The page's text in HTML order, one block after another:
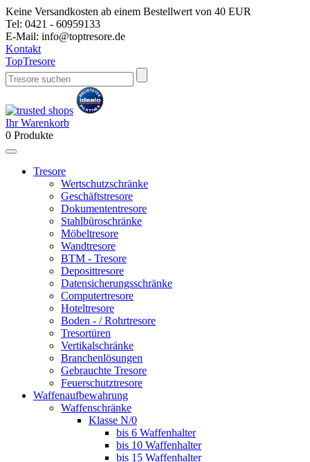
Keine Versandkosten ab einem Bestellwert von 40 EUR
Tel: 0421 - 60959133
E-Mail: info@toptresore.de
Kontakt
TopTresore
Ihr Warenkorb
0 Produkte
Tresore
Wertschutzschränke
Geschäftstresore
Dokumententresore
Stahlbüroschränke
Möbeltresore
Wandtresore
BTM - Tresore
Deposittresore
Datensicherungsschränke
Computertresore
Hoteltresore
Boden - / Rohrtresore
Tresortüren
Vertikalschränke
Branchenlösungen
Gebrauchte Tresore
Feuerschutztresore
Waffenaufbewahrung
Waffenschränke
Klasse N/0
bis 6 Waffenhalter
bis 10 Waffenhalter
bis 15 Waffenhalter